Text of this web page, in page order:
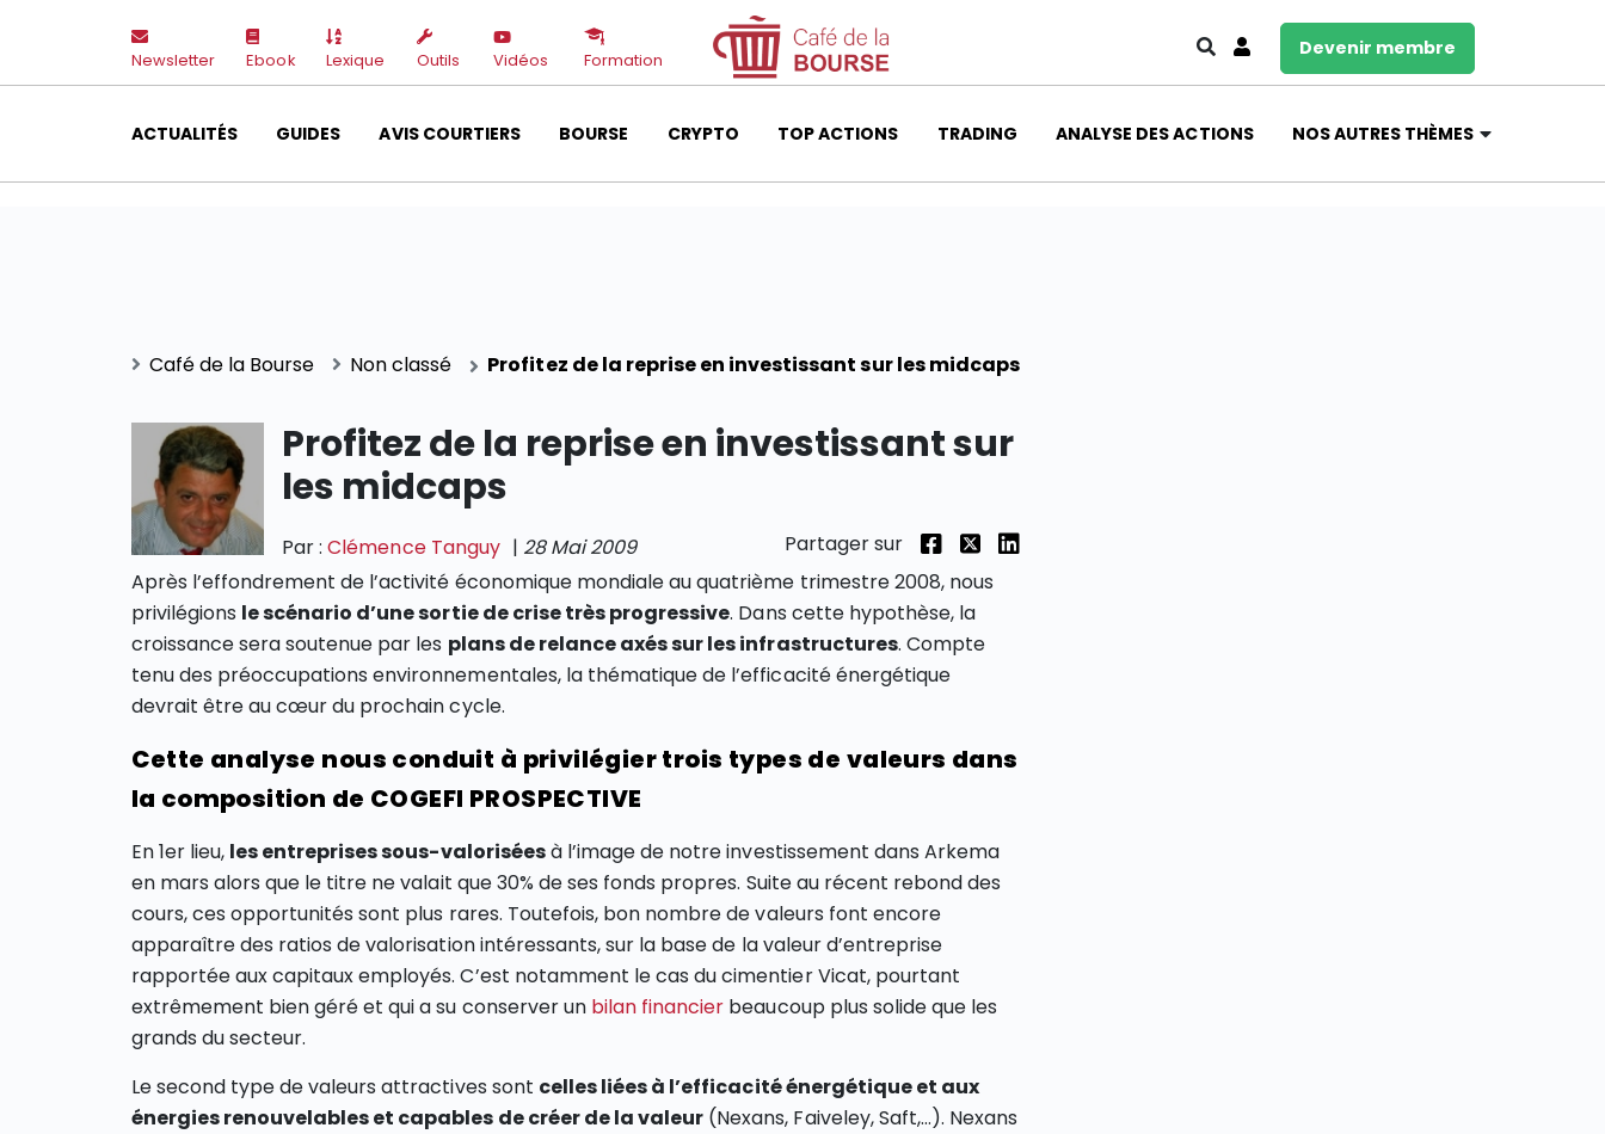
Newsletter Ebook Lexique Outils Vidéos Formation
Devenir membre
ACTUALITÉS GUIDES AVIS COURTIERS BOURSE CRYPTO TOP ACTIONS TRADING ANALYSE DES ACTIONS NOS AUTRES THÈMES
Café de la Bourse Non classé Profitez de la reprise en investissant sur les midcaps
Profitez de la reprise en investissant sur
les midcaps
Par :Clémence Tanguy | 28 Mai 2009
Partager sur
Après l’effondrement de l’activité économique mondiale au quatrième trimestre 2008, nous
privilégions le scénario d’une sortie de crise très progressive. Dans cette hypothèse, la
croissance sera soutenue par les plans de relance axés sur les infrastructures. Compte
tenu des préoccupations environnementales, la thématique de l’efficacité énergétique
devrait être au cœur du prochain cycle.
Cette analyse nous conduit à privilégier trois types de valeurs dans
la composition de COGEFI PROSPECTIVE
En 1er lieu, les entreprises sous-valoriséesà l’image de notre investissement dans Arkema
en mars alors que le titre ne valait que 30% de ses fonds propres. Suite au récent rebond des
cours, ces opportunités sont plus rares. Toutefois, bon nombre de valeurs font encore
apparaître des ratios de valorisation intéressants, sur la base de la valeur d’entreprise
rapportée aux capitaux employés. C’est notamment le cas du cimentier Vicat, pourtant
extrêmement bien géré et qui a su conserver un bilan financier beaucoup plus solide que les
grands du secteur.
Le second type de valeurs attractives sont celles liées à l’efficacité énergétique et aux
énergies renouvelables et capables de créer de la valeur (Nexans, Faiveley, Saft,…). Nexans